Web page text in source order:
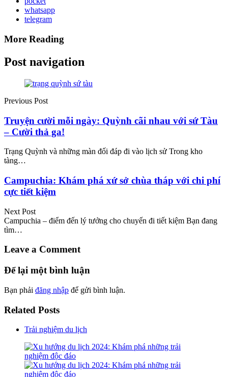
whatsapp
telegram
More Reading
Post navigation
Previous Post
Truyện cười mỗi ngày: Quỳnh cãi nhau với sứ Tàu
– Cười thả ga!
Trạng Quỳnh và những màn đối đáp đi vào lịch sử Trong kho
tàng…
Campuchia: Khám phá xứ sở chùa tháp với chi phí
cực tiết kiệm
Next Post
Campuchia – điểm đến lý tưởng cho chuyến đi tiết kiệm Bạn đang
tìm…
Leave a Comment
Để lại một bình luận
Bạn phải đăng nhập để gửi bình luận.
Related Posts
Trải nghiệm du lịch